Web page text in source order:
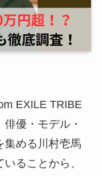
EXILE TRIBE
優・モデル・
集める川村壱馬
ることから、